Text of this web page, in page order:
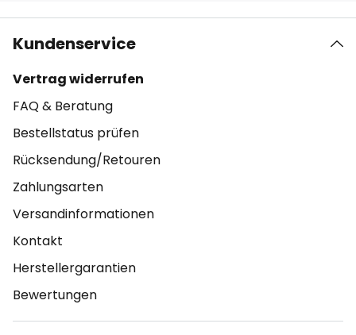
Kundenservice
Vertrag widerrufen
FAQ & Beratung
Bestellstatus prüfen
Rücksendung/Retouren
Zahlungsarten
Versandinformationen
Kontakt
Herstellergarantien
Bewertungen